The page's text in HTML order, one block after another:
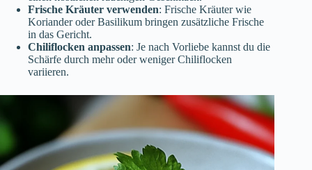
Frische Kräuter verwenden: Frische Kräuter wie
Koriander oder Basilikum bringen zusätzliche Frische
in das Gericht.
Chiliflocken anpassen: Je nach Vorliebe kannst du die
Schärfe durch mehr oder weniger Chiliflocken
variieren.